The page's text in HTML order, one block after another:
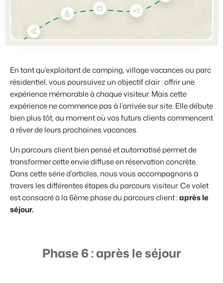
Gestion des canaux de distribution
Diffusez votre inventaire sur plusieurs canaux.
Gestion des propriétaires
Offrez la transparence que les propriétaires méritent.
Passez à l'action
Prêt à adopter la croissance ?
BEX CMS
Site web
Donnez vie à votre marque grâce à notre créateur de site.
Site web immobilier
BEX Linguistique
Accueillez vos clients dans leur langue.
Organismes de location de vacances
Chaînes hôtelières et marques indépendantes multiples.
Hôtels
Chambres d'hôtel, appartements, chambres d'hôtes et pensions.
Services de conciergerie et gestion locative
Gestion de location de vacances et concierges
Témoignages de nos clients.
Customer Success
Obtenez des réponses à vos questions.
Passez à l'action
Prêt à adopter la croissance ?
Construisez votre solution avec notre API ouverte.
Partenaires
Rejoignez-nous dans notre aventure pour transformer l'industrie
de l'hospitalité.
Événements
Trust Center
La confiance chez Booking Experts
Plus forts ensemble
Contacter les ventes Démo
En tant qu’exploitant de camping, village vacances ou parc
résidentiel, vous poursuivez un objectif clair : offrir une
expérience mémorable à chaque visiteur. Mais cette
expérience ne commence pas à l’arrivée sur site. Elle débute
bien plus tôt, au moment où vos futurs clients commencent
à rêver de leurs prochaines vacances.
Un parcours client bien pensé et automatisé permet de
transformer cette envie diffuse en réservation concrète.
Dans cette série d’articles, nous vous accompagnons à
travers les différentes étapes du parcours visiteur. Ce volet
est consacré à la 6ème phase du parcours client :après le
séjour.
Phase 6 : après le séjour